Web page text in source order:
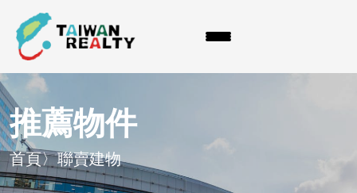
推薦物件
首頁〉聯賣建物